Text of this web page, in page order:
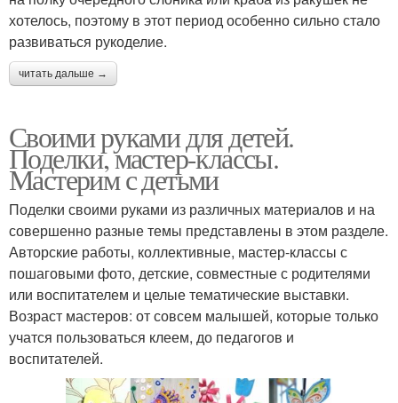
хотелось, поэтому в этот период особенно сильно стало
развиваться рукоделие.
читать дальше →
Своими руками для детей.
Поделки, мастер-классы.
Мастерим с детьми
Поделки своими руками из различных материалов и на
совершенно разные темы представлены в этом разделе.
Авторские работы, коллективные, мастер-классы с
пошаговыми фото, детские, совместные с родителями
или воспитателем и целые тематические выставки.
Возраст мастеров: от совсем малышей, которые только
учатся пользоваться клеем, до педагогов и
воспитателей.